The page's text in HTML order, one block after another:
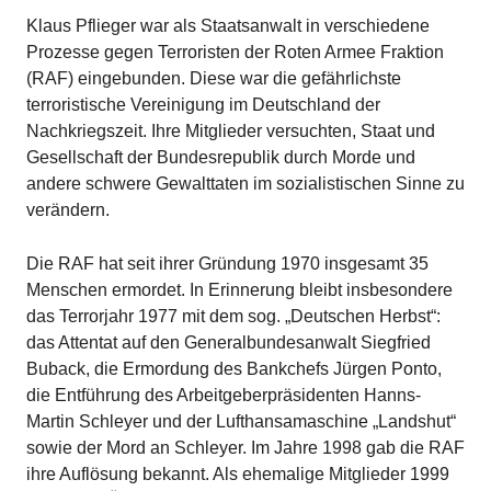
Klaus Pflieger war als Staatsanwalt in verschiedene
Prozesse gegen Terroristen der Roten Armee Fraktion
(RAF) eingebunden. Diese war die gefährlichste
terroristische Vereinigung im Deutschland der
Nachkriegszeit. Ihre Mitglieder versuchten, Staat und
Gesellschaft der Bundesrepublik durch Morde und
andere schwere Gewalttaten im sozialistischen Sinne zu
verändern.
Die RAF hat seit ihrer Gründung 1970 insgesamt 35
Menschen ermordet. In Erinnerung bleibt insbesondere
das Terrorjahr 1977 mit dem sog. „Deutschen Herbst“:
das Attentat auf den Generalbundesanwalt Siegfried
Buback, die Ermordung des Bankchefs Jürgen Ponto,
die Entführung des Arbeitgeberpräsidenten Hanns-
Martin Schleyer und der Lufthansamaschine „Landshut“
sowie der Mord an Schleyer. Im Jahre 1998 gab die RAF
ihre Auflösung bekannt. Als ehemalige Mitglieder 1999